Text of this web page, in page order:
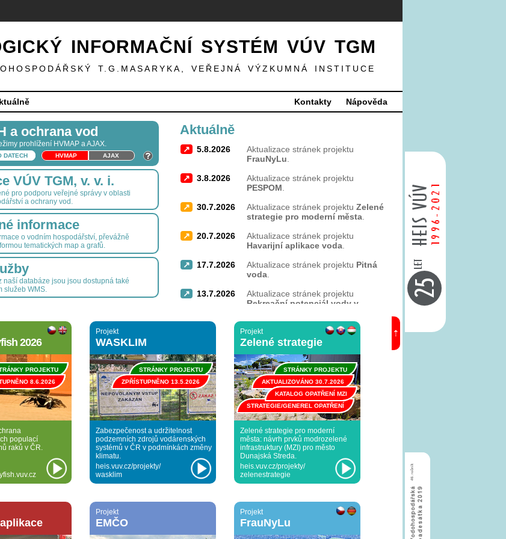
INFORMAČNÍ SYSTÉM VÚV TGM
T.G.MASARYKA, VEŘEJNÁ VÝZKUMNÁ INSTITUCE
Kontakty Nápověda